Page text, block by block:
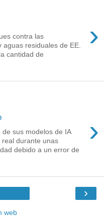
›
contra las
residuales de EE.
cantidad de
›
sus modelos de IA
durante unas
debido a un error de
›
web